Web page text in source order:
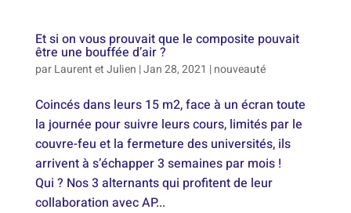
Et si on vous prouvait que le composite pouvait
être une bouffée d’air ?
parLaurent et Julien |Jan 28, 2021 |nouveauté
Coincés dans leurs 15 m2, face à un écran toute
la journée pour suivre leurs cours, limités par le
couvre-feu et la fermeture des universités, ils
arrivent à s’échapper 3 semaines par mois !
Qui ? Nos 3 alternants qui profitent de leur
collaboration avec AP...